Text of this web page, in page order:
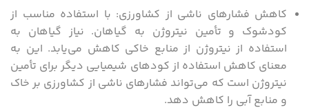
کاهش فشارهای ناشی از کشاورزی: با استفاده مناسب از
کودشوک و تأمین نیتروژن به گیاهان. نیاز گیاهان به
استفاده از نیتروژن از منابع خاکی کاهش می‌یابد. این به
معنای کاهش استفاده از کودهای شیمیایی دیگر برای تأمین
نیتروژن است که می‌تواند فشارهای ناشی از کشاورزی بر خاک
و منابع آبی را کاهش دهد.